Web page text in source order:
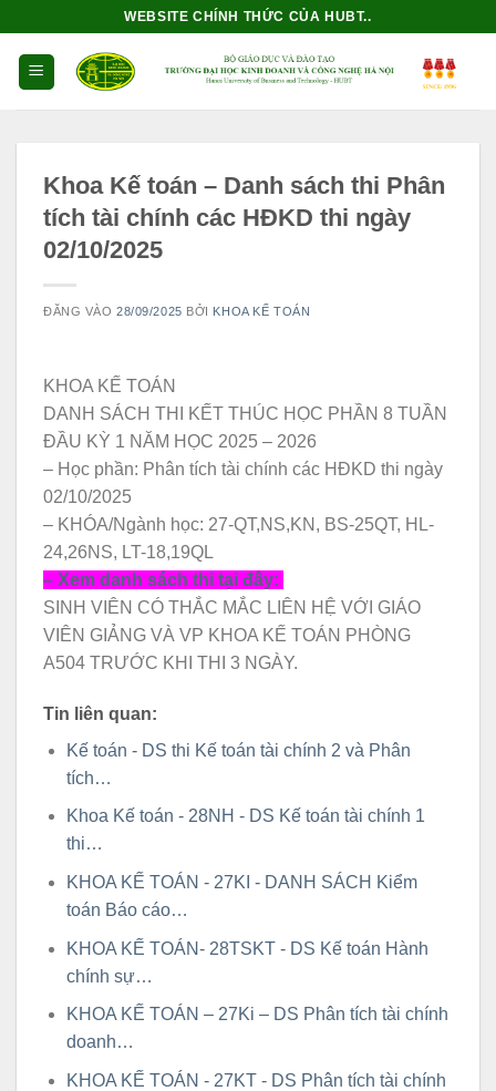
dung
WEBSITE CHÍNH THỨC CỦA HUBT..
Khoa Kế toán – Danh sách thi Phân
tích tài chính các HĐKD thi ngày
02/10/2025
ĐĂNG VÀO28/09/2025 BỞI KHOA KẾ TOÁN
KHOA KẾ TOÁN
DANH SÁCH THI KẾT THÚC HỌC PHẦN 8 TUẦN
ĐẦU KỲ 1 NĂM HỌC 2025 – 2026
– Học phần: Phân tích tài chính các HĐKD thi ngày
02/10/2025
– KHÓA/Ngành học: 27-QT,NS,KN, BS-25QT, HL-
24,26NS, LT-18,19QL
– Xem danh sách thi tại đây:
SINH VIÊN CÓ THẮC MẮC LIÊN HỆ VỚI GIÁO
VIÊN GIẢNG VÀ VP KHOA KẾ TOÁN PHÒNG
A504 TRƯỚC KHI THI 3 NGÀY.
Tin liên quan:
Kế toán - DS thi Kế toán tài chính 2 và Phân
tích…
Khoa Kế toán - 28NH - DS Kế toán tài chính 1
thi…
KHOA KẾ TOÁN - 27KI - DANH SÁCH Kiểm
toán Báo cáo…
KHOA KẾ TOÁN- 28TSKT - DS Kế toán Hành
chính sự…
KHOA KẾ TOÁN – 27Ki – DS Phân tích tài chính
doanh…
KHOA KẾ TOÁN - 27KT - DS Phân tích tài chính